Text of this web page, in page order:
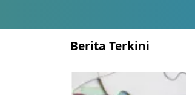
Berita Terkini